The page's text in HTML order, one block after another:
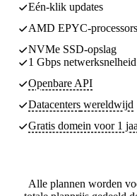
Eén-klik updates
AMD EPYC-processors
NVMe SSD-opslag
1 Gbps netwerksnelheid
Openbare API
Datacenters wereldwijd
Gratis domein voor 1
Alle plannen worden